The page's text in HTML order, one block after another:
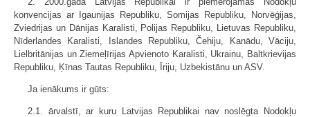
konvencijas ar Igaunijas Republiku, Somijas Republiku, Norvēģijas,
Zviedrijas un Dānijas Karalisti, Polijas Republiku, Lietuvas Republiku,
Nīderlandes Karalisti, Islandes Republiku, Čehiju, Kanādu, Vāciju,
Lielbritānijas un Ziemeļīrijas Apvienoto Karalisti, Ukrainu, Baltkrievijas
Republiku, Ķīnas Tautas Republiku, Īriju, Uzbekistānu un ASV.
Ja ienākums ir gūts:
2.1. ārvalstī, ar kuru Latvijas Republikai nav noslēgta Nodokļu